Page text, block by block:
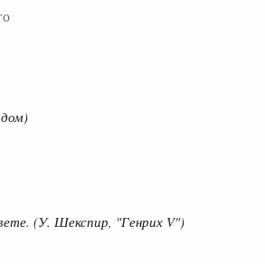
(У. Шекспир, "Генрих V")